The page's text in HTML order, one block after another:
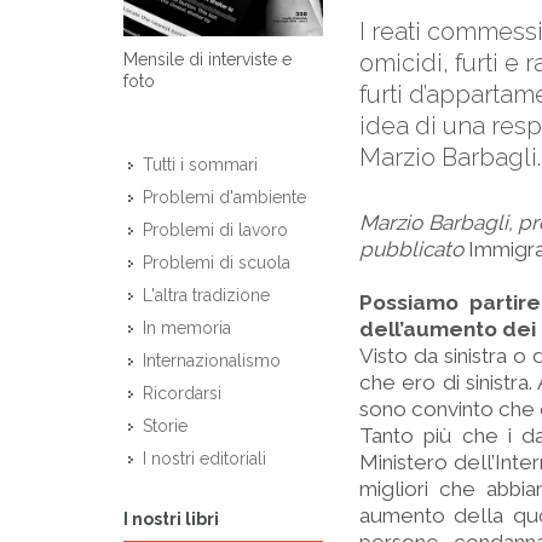
Mensile di interviste e
foto
Tutti i sommari
Problemi d'ambiente
Problemi di lavoro
Problemi di scuola
L'altra tradizione
In memoria
Internazionalismo
Ricordarsi
Storie
I nostri editoriali
I nostri libri
I reati
omicidi, furti e
furti
idea di una
Marzio Barbagli.
Marzio Barbagli,
pubblicato
Possiamo
dell’aumento
Visto da sinistra o
che ero di
sono convinto che
Tanto più che i
Ministero
migliori che
aumento della